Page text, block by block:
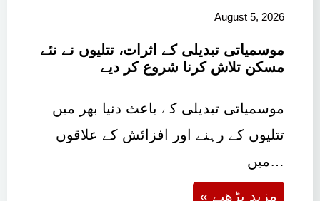
August 5, 2026
موسمیاتی تبدیلی کے اثرات، تتلیوں نے نئے
مسکن تلاش کرنا شروع کر دیے
موسمیاتی تبدیلی کے باعث دنیا بھر میں
تتلیوں کے رہنے اور افزائش کے علاقوں
میں…
« مزید پڑھیے